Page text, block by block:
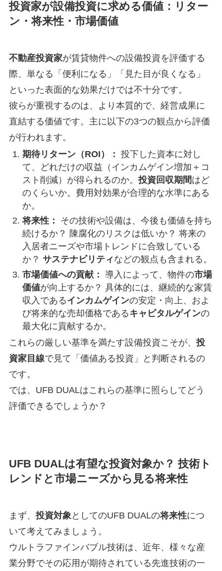
投資家が設備投資に求める価値：リター
ン・将来性・市場価値
不動産投資家が賃貸物件への設備投資を評価する
際、単なる「便利になる」「見た目が良くなる」
といった表面的な効果だけでは不十分です。
彼らが重視するのは、より本質的で、経営成果に
直結する価値です。主に以下の3つの観点から評価
が行われます。
期待リターン（ROI）： 投下した資本に対し
て、どれだけの収益（インカムゲイン増加＋コ
スト削減）が得られるのか。 投資回収期間はど
のくらいか。費用対効果が合理的な水準にある
か。
将来性：
その技術や設備は、今後も価値を持ち
続けるか？ 陳腐化のリスクは低いか？ 将来の
入居者ニーズや市場トレンドに合致している
か？ サステナビリティなどの観点も含まれる。
市場価値への貢献： 導入によって、物件の市場
価値が向上するか？ 具体的には、継続的な家賃
収入であるインカムゲインの安定・向上、およ
び将来的な売却価格であるキャピタルゲインの
最大化に貢献するか。
これらの厳しい基準を満たす設備投資こそが、 投
資家目線で見て「価値ある投資」と判断されるの
です。
では、UFB DUALはこれらの基準に照らしてどう
評価できるでしょうか？
UFB DUALは有望な投資対象か？ 技術ト
レンドと市場ニーズから見る将来性
まず、 投資対象としてのUFB DUALの将来性につ
いて考えてみましょう。
ウルトラファインバブル技術は、近年、様々な産
業分野でその応用が期待されている先進技術の一